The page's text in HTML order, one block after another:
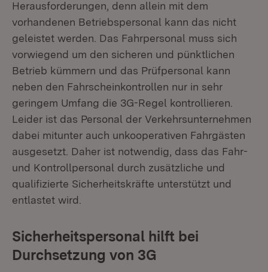
Herausforderungen, denn allein mit dem
vorhandenen Betriebspersonal kann das nicht
geleistet werden. Das Fahrpersonal muss sich
vorwiegend um den sicheren und pünktlichen
Betrieb kümmern und das Prüfpersonal kann
neben den Fahrscheinkontrollen nur in sehr
geringem Umfang die 3G-Regel kontrollieren.
Leider ist das Personal der Verkehrsunternehmen
dabei mitunter auch unkooperativen Fahrgästen
ausgesetzt. Daher ist notwendig, dass das Fahr-
und Kontrollpersonal durch zusätzliche und
qualifizierte Sicherheitskräfte unterstützt und
entlastet wird.
Sicherheitspersonal hilft bei
Durchsetzung von 3G